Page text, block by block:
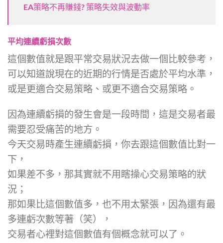
EA策略不再賺錢? 策略失效與波動率
平均連續虧損次數
這個數值就是跟平常交易狀況去做一個比較參考，
可以知道說現在的近期的行情是否處於平均水準，
或是更適合交易策略、或更不適合交易策略。
因為連續虧損的發生會是一段時間，這是交易者最
需要忍受痛苦的地方。
今天交易時產生連續虧損，你去跟這個數值比對一
下，
如果差不多，那其實就不用瞎操心交易策略的狀
況；
那如果比這個數值多，也不用太緊張，因為還有最
多連虧次數等著（笑），
交易者心裡對這個數值有個概念就可以了。